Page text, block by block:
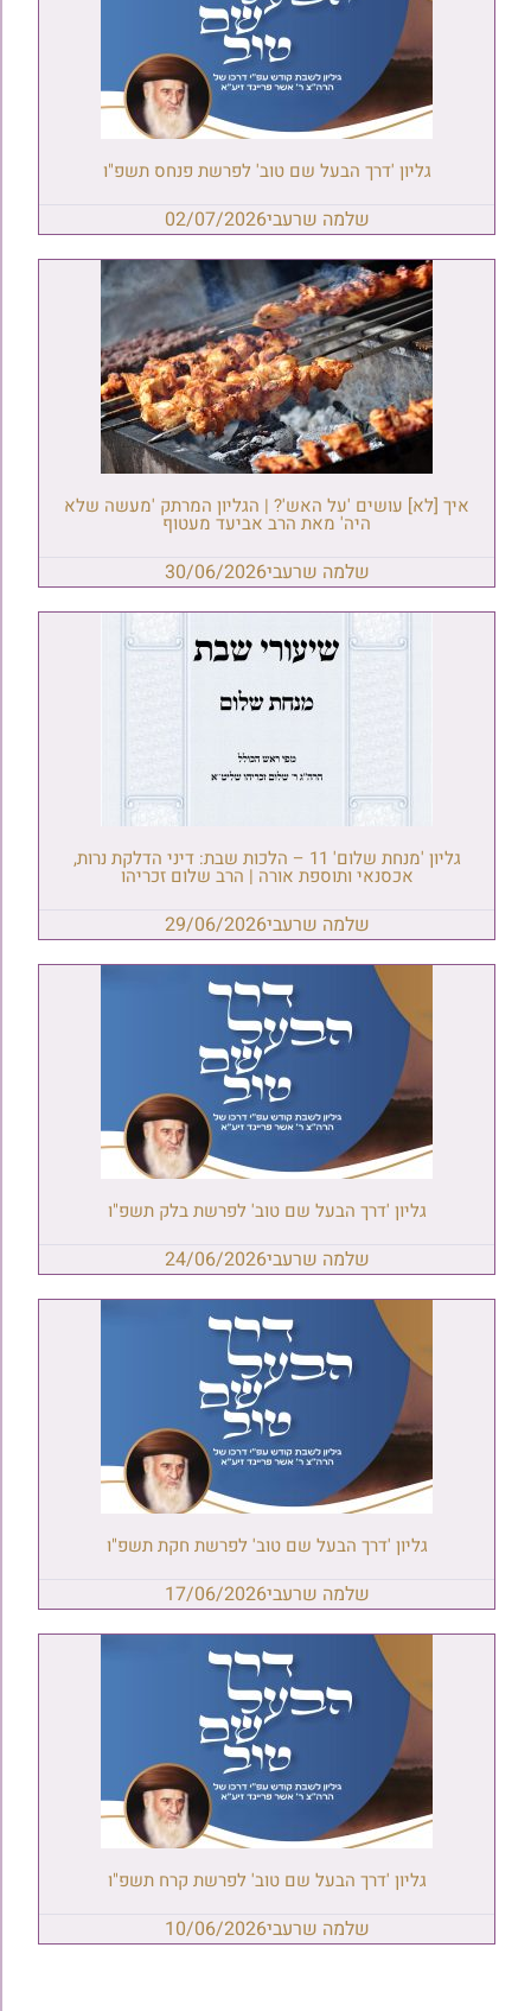
גליון 'דרך הבעל שם טוב' לפרשת פנחס תשפ"ו
שלמה שרעבי02/07/2026
איך [לא] עושים 'על האש'? | הגליון המרתק 'מעשה שלא
היה' מאת הרב אביעד מעטוף
שלמה שרעבי30/06/2026
גליון 'מנחת שלום' 11 – הלכות שבת: דיני הדלקת נרות,
אכסנאי ותוספת אורה | הרב שלום זכריהו
שלמה שרעבי29/06/2026
גליון 'דרך הבעל שם טוב' לפרשת בלק תשפ"ו
שלמה שרעבי24/06/2026
גליון 'דרך הבעל שם טוב' לפרשת חקת תשפ"ו
שלמה שרעבי17/06/2026
גליון 'דרך הבעל שם טוב' לפרשת קרח תשפ"ו
שלמה שרעבי10/06/2026